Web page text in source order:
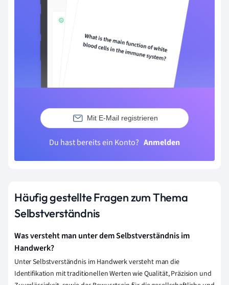
Mit E-Mail registrieren
Du hast bereits ein Konto? Anmelden
Häufig gestellte Fragen zum Thema
Selbstverständnis
Was versteht man unter dem Selbstverständnis im
Handwerk?
Unter Selbstverständnis im Handwerk versteht man die
Identifikation mit traditionellen Werten wie Qualität, Präzision und